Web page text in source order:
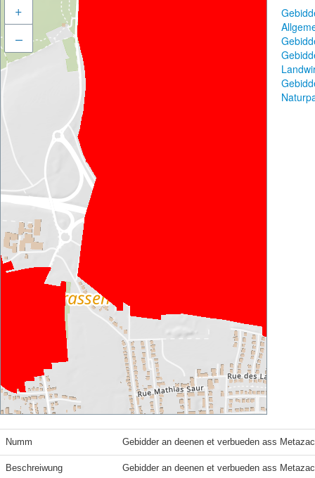
+
–
Numm Gebidder an deenen et verbueden ass
Beschreiwung Gebidder an deenen et verbueden ass